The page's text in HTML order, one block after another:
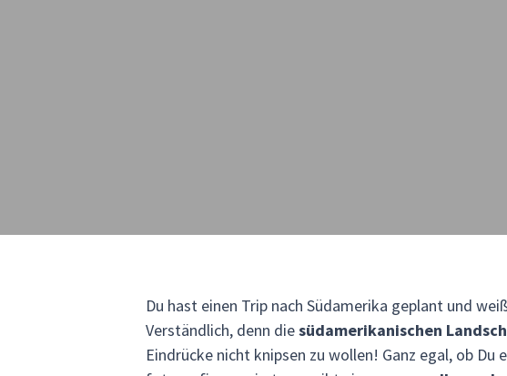
Du hast einen Trip nach Südamerika geplant und
Verständlich, denn diesüdamerikanischen
Eindrücke nicht knipsen zu wollen! Ganz egal, ob